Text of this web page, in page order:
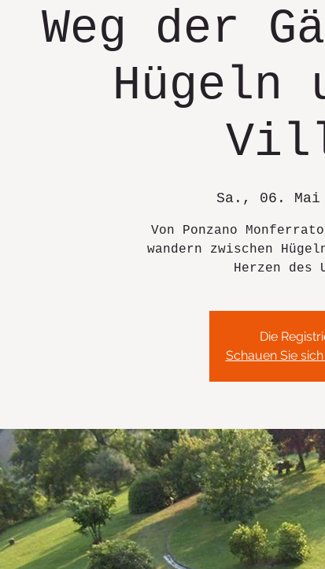
Weg der
Hügeln
Sa., 06. Mai
Von Ponzano
wandern zwischen
Herzen des
Die
Schauen Sie